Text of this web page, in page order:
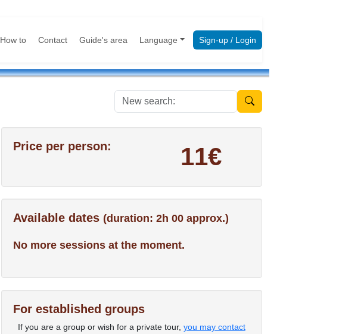
How to Contact Guide's area Language Sign-up / Login
New search:
Price per person: 11€
Available dates (duration: 2h 00 approx.)
No more sessions at the moment.
For established groups
If you are a group or wish for a private tour, you may contact